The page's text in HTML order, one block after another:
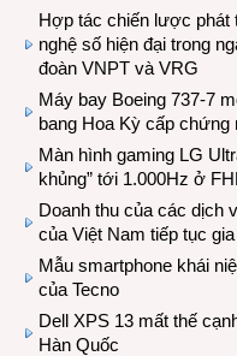
Hợp tác chiến lược phát
nghệ số hiện đại trong
đoàn VNPT và VRG
Máy bay Boeing 737-7
bang Hoa Kỳ cấp
Màn hình gaming LG
khủng” tới 1.000Hz ở
Doanh thu của các dịch
của Việt Nam tiếp tục
Mẫu smartphone khái
của Tecno
Dell XPS 13 mất thế
Hàn Quốc